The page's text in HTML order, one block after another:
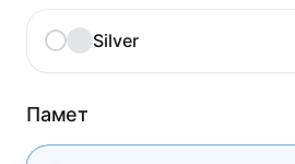
Silver
Памет